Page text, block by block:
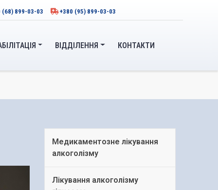
(68) 899-03-03 +380 (95) 899-03-03
ВІДДІЛЕННЯ КОНТАКТИ
Медикаментозне лікування
алкоголізму
Лікування алкоголізму